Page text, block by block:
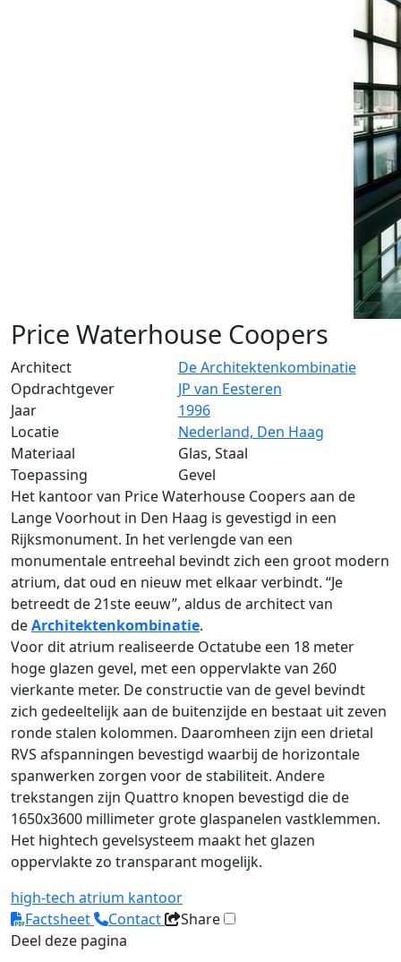
Price Waterhouse Coopers
Architect
De Architektenkombinatie
Opdrachtgever
JP van Eesteren
Jaar
1996
Locatie
Nederland, Den Haag
Materiaal
Glas, Staal
Toepassing
Gevel
Het kantoor van Price Waterhouse Coopers aan de
Lange Voorhout in Den Haag is gevestigd in een
Rijksmonument. In het verlengde van een
monumentale entreehal bevindt zich een groot modern
atrium, dat oud en nieuw met elkaar verbindt. “Je
betreedt de 21ste eeuw”, aldus de architect van
deArchitektenkombinatie.
Voor dit atrium realiseerde Octatube een 18 meter
hoge glazen gevel, met een oppervlakte van 260
vierkante meter. De constructie van de gevel bevindt
zich gedeeltelijk aan de buitenzijde en bestaat uit zeven
ronde stalen kolommen. Daaromheen zijn een drietal
RVS afspanningen bevestigd waarbij de horizontale
spanwerken zorgen voor de stabiliteit. Andere
trekstangen zijn Quattro knopen bevestigd die de
1650x3600 millimeter grote glaspanelen vastklemmen.
Het hightech gevelsysteem maakt het glazen
oppervlakte zo transparant mogelijk.
high-tech atrium kantoor
Factsheet
Contact
Share
Deel deze pagina